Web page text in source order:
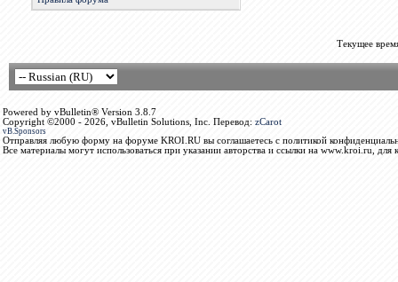
Текущее
Powered by vBulletin® Version 3.8.7
Copyright ©2000 - 2026, vBulletin Solutions, Inc. Перевод: zCarot
vB.Sponsors
Отправляя любую форму на форуме KROI.RU вы соглашаетесь с политикой
Все материалы могут использоваться при указании авторства и ссылки на www.kroi.ru, для